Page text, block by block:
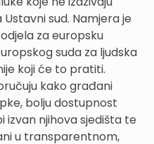
sud. Namjera je
za europsku
suda za ljudska
koji će to pratiti.
kako građani
bolju dostupnost
izvan njihova sjedišta te
u transparentnom,